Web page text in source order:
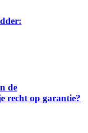
de
recht op garantie?